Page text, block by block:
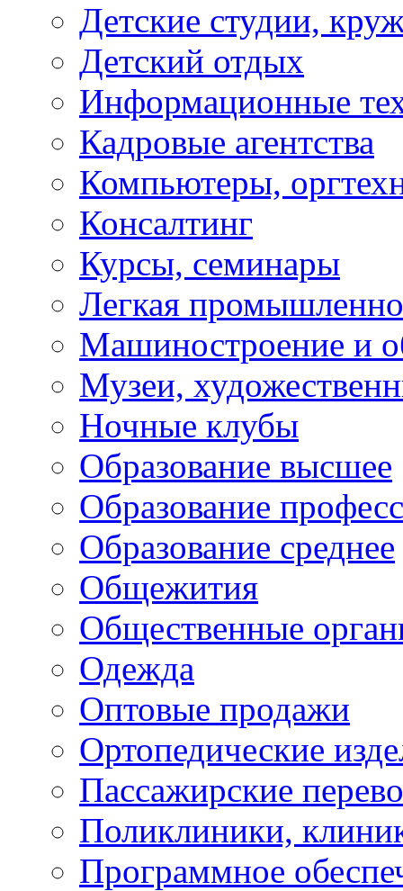
Детские студии,
Детский отдых
Информационные
Кадровые агентства
Компьютеры,
Консалтинг
Курсы, семинары
Легкая
Машиностроение и
Музеи,
Ночные клубы
Образование высшее
Образование
Образование среднее
Общежития
Общественные
Одежда
Оптовые продажи
Ортопедические
Пассажирские
Поликлиники,
Программное